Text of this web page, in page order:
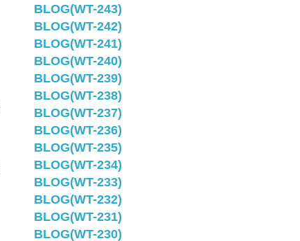
BLOG(WT-243)
BLOG(WT-242)
BLOG(WT-241)
BLOG(WT-240)
BLOG(WT-239)
BLOG(WT-238)
BLOG(WT-237)
BLOG(WT-236)
BLOG(WT-235)
BLOG(WT-234)
BLOG(WT-233)
BLOG(WT-232)
BLOG(WT-231)
BLOG(WT-230)